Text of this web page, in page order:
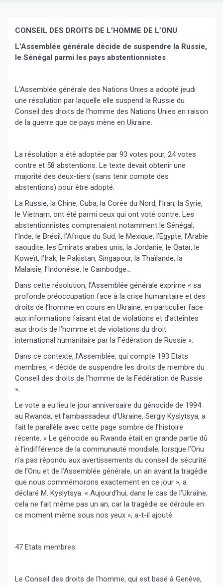
CONSEIL DES DROITS DE L’HOMME DE L’ONU
L’Assemblée générale décide de suspendre la Russie,
le Sénégal parmi les pays abstentionnistes
L’Assemblée générale des Nations Unies a adopté jeudi
une résolution par laquelle elle suspend la Russie du
Conseil des droits de l’homme des Nations Unies en raison
de la guerre que ce pays mène en Ukraine.
La résolution a été adoptée par 93 votes pour, 24 votes
contre et 58 abstentions. Le texte devait obtenir une
majorité des deux-tiers (sans tenir compte des
abstentions) pour être adopté.
La Russie, la Chine, Cuba, la Corée du Nord, l’Iran, la Syrie,
le Vietnam, ont été parmi ceux qui ont voté contre. Les
abstentionnistes comprenaient notamment le Sénégal,
l’Inde, le Brésil, l’Afrique du Sud, le Mexique, l’Egypte, l’Arabie
saoudite, les Emirats arabes unis, la Jordanie, le Qatar, le
Koweït, l’Irak, le Pakistan, Singapour, la Thaïlande, la
Malaisie, l’Indonésie, le Cambodge…
Dans cette résolution, l’Assemblée générale exprime « sa
profonde préoccupation face à la crise humanitaire et des
droits de l’homme en cours en Ukraine, en particulier face
aux informations faisant état de violations et d’atteintes
aux droits de l’homme et de violations du droit
international humanitaire par la Fédération de Russie ».
Dans ce contexte, l’Assemblée, qui compte 193 Etats
membres, « décide de suspendre les droits de membre du
Conseil des droits de l’homme de la Fédération de Russie
».
Le vote a eu lieu le jour anniversaire du génocide de 1994
au Rwanda, et l’ambassadeur d’Ukraine, Sergiy Kyslytsya, a
fait le parallèle avec cette page sombre de l’histoire
récente. « Le génocide au Rwanda était en grande partie dû
à l’indifférence de la communauté mondiale, lorsque l’Onu
n’a pas répondu aux avertissements du conseil de sécurité
de l’Onu et de l’Assemblée générale, un an avant la tragédie
que nous commémorons exactement en ce jour », a
déclaré M. Kyslytsya. « Aujourd’hui, dans le cas de l’Ukraine,
cela ne fait même pas un an, car la tragédie se déroule en
ce moment même sous nos yeux », a-t-il ajouté.
47 Etats membres.
Le Conseil des droits de l’homme, qui est basé à Genève,